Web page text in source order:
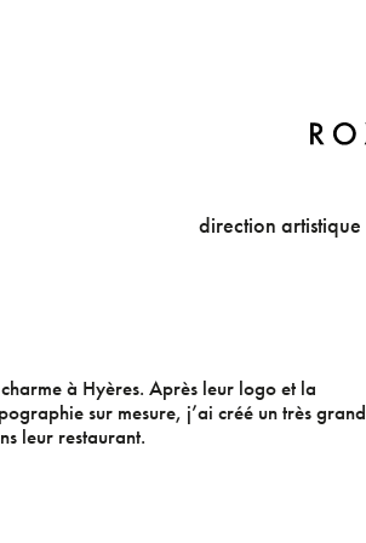
direction artistique
à Hyères. Après leur logo et la
sur mesure, j’ai créé un très grand
leur restaurant.